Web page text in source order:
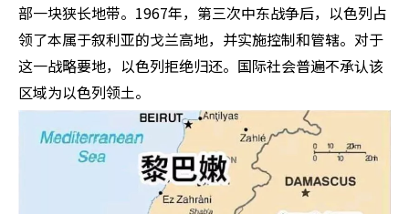
部一块狭长地带。1967年，第三次中东战争后，以色列占
领了本属于叙利亚的戈兰高地，并实施控制和管辖。对于
这一战略要地，以色列拒绝归还。国际社会普遍不承认该
区域为以色列领土。